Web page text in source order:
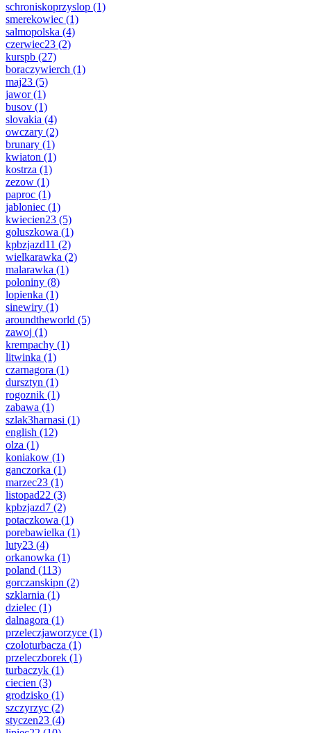
schroniskoprzyslop (1)
smerekowiec (1)
salmopolska (4)
czerwiec23 (2)
kurspb (27)
boraczywierch (1)
maj23 (5)
jawor(1)
busov (1)
slovakia (4)
owczary (2)
brunary (1)
kwiaton (1)
kostrza (1)
zezow (1)
paproc (1)
jabloniec (1)
kwiecien23 (5)
goluszkowa (1)
kpbzjazd11 (2)
wielkarawka (2)
malarawka (1)
poloniny (8)
lopienka (1)
sinewiry (1)
aroundtheworld (5)
zawoj (1)
krempachy (1)
litwinka (1)
czarnagora (1)
dursztyn (1)
rogoznik (1)
zabawa (1)
szlak3harnasi (1)
english (12)
olza (1)
koniakow (1)
ganczorka (1)
marzec23 (1)
listopad22 (3)
kpbzjazd7 (2)
potaczkowa (1)
porebawielka (1)
luty23 (4)
orkanowka (1)
poland (113)
gorczanskipn (2)
szklarnia (1)
dzielec (1)
dalnagora (1)
przeleczjaworzyce (1)
czoloturbacza (1)
przeleczborek (1)
turbaczyk (1)
ciecien (3)
grodzisko (1)
szczyrzyc (2)
styczen23 (4)